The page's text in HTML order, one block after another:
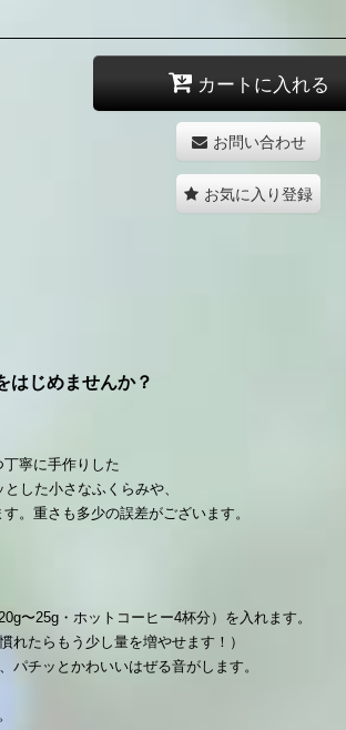
カートに入れる
お問い合わせ
お気に入り登録
はじめませんか？
寧に手作りした
した小さなふくらみや、
。重さも多少の誤差がございます。
〜25g・ホットコーヒー4杯分）を入れます。
たらもう少し量を増やせます！）
チッとかわいいはぜる音がします。